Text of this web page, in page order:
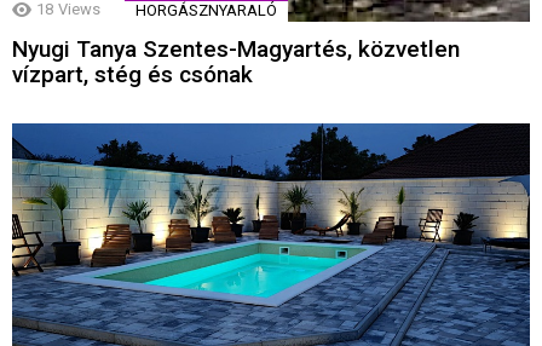
18 Views HORGÁSZNYARALÓ
Nyugi Tanya Szentes-Magyartés, közvetlen
vízpart, stég és csónak